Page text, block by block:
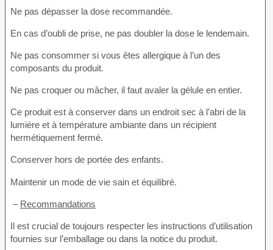
Ne pas dépasser la dose recommandée.
En cas d’oubli de prise, ne pas doubler la dose le lendemain.
Ne pas consommer si vous êtes allergique à l’un des
composants du produit.
Ne pas croquer ou mâcher, il faut avaler la gélule en entier.
Ce produit est à conserver dans un endroit sec à l’abri de la
lumière et à température ambiante dans un récipient
hermétiquement fermé.
Conserver hors de portée des enfants.
Maintenir un mode de vie sain et équilibré.
– Recommandations
Il est crucial de toujours respecter les instructions d’utilisation
fournies sur l’emballage ou dans la notice du produit.